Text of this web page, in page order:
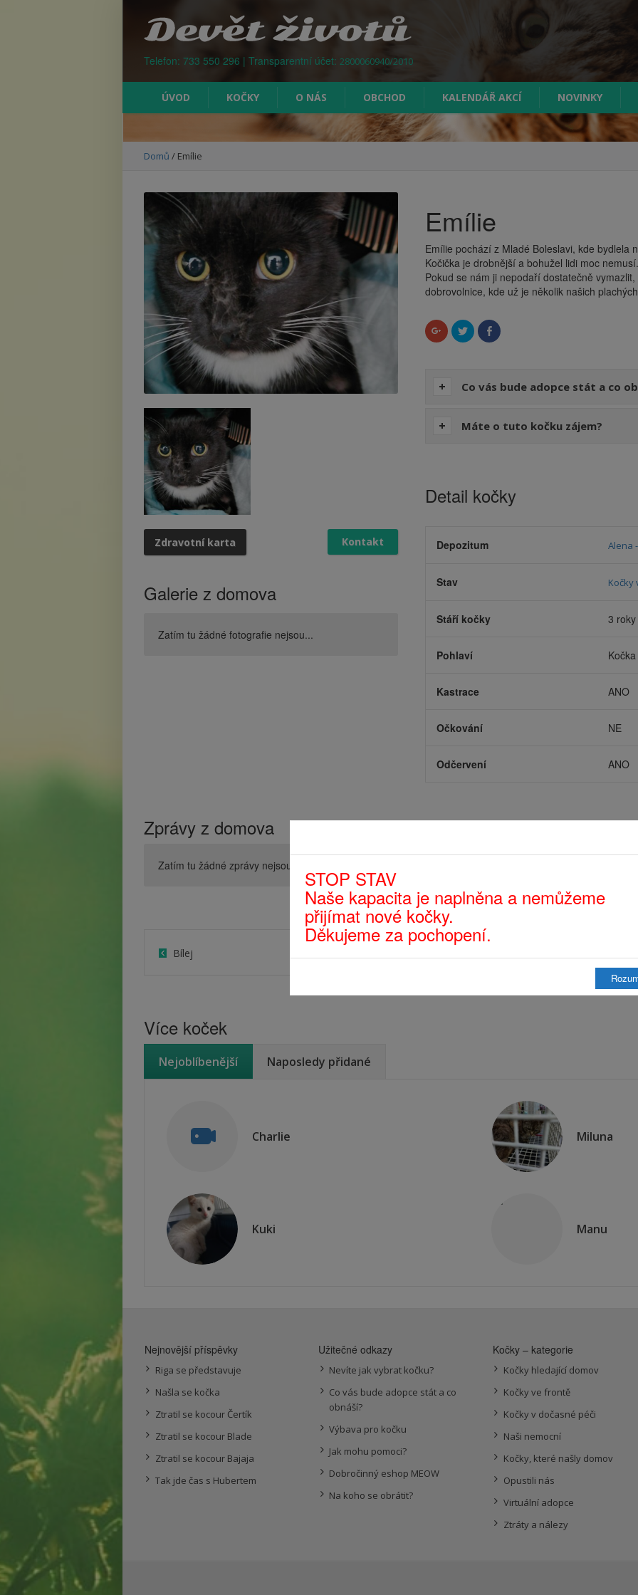
Telefon: 733 550 296 | Transparentní účet: 2800060940/2010
ÚVOD KOČKY O NÁS OBCHOD KALENDÁŘ AKCÍ NOVINKY
Domů / Emílie
Kontakt
Galerie z domova
Zatím tu žádné fotografie nejsou...
Emílie
Emílie pochází z Mladé Boleslavi, kde bydlela
Kočička je drobnější a bohužel lidi moc
Pokud se nám ji nepodaří dostatečně
dobrovolnice, kde už je několik našich
Sdílet
na
Google+
okně)
Sdílet
na
Twitteru
novém
okně)
Click
to
se
v
Co vás bude adopce stát a co
Máte o tuto kočku zájem?
Detail kočky
Depozitum Alena
Stav Kočky
Stáří kočky 3 roky
Pohlaví Kočka
Kastrace ANO
Očkování NE
Odčervení ANO
Zprávy z domova
Zatím tu žádné zprávy nejsou...
Bílej
Více koček
Nejoblíbenější Naposledy přidané
Charlie Miluna
Kuki Manu
Nejnovější příspěvky
Riga se představuje
Našla se kočka
Ztratil se kocour Čertík
Ztratil se kocour Blade
Ztratil se kocour Bajaja
Tak jde čas s Hubertem
Užitečné odkazy
Nevíte jak vybrat kočku?
Co vás bude adopce stát a co
obnáší?
Výbava pro kočku
Jak mohu pomoci?
Dobročinný eshop MEOW
Na koho se obrátit?
Kočky – kategorie
Kočky hledající domov
Kočky ve frontě
Kočky v dočasné péči
Naši nemocní
Kočky, které našly domov
Opustili nás
Virtuální adopce
Ztráty a nálezy
STOP STAV
Naše kapacita je naplněna a nemůžeme
přijímat nové kočky.
Děkujeme za pochopení.